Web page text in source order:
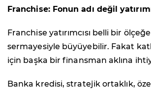
Franchise: Fonun adı değil
Franchise yatırımcısı belli bir
sermayesiyle büyüyebilir. Fakat
için başka bir finansman aklına
Banka kredisi, stratejik ortaklık,